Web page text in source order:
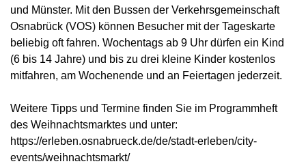
und Münster. Mit den Bussen der Verkehrsgemeinschaft
Osnabrück (VOS) können Besucher mit der Tageskarte
beliebig oft fahren. Wochentags ab 9 Uhr dürfen ein Kind
(6 bis 14 Jahre) und bis zu drei kleine Kinder kostenlos
mitfahren, am Wochenende und an Feiertagen jederzeit.
Weitere Tipps und Termine finden Sie im Programmheft
des Weihnachtsmarktes und unter:
https://erleben.osnabrueck.de/de/stadt-erleben/city-
events/weihnachtsmarkt/